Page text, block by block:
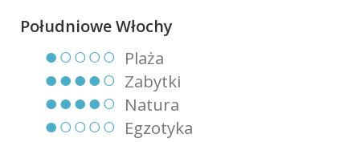
Południowe Włochy
●○○○○ Plaża
●●●●○ Zabytki
●●●●○ Natura
●○○○○ Egzotyka